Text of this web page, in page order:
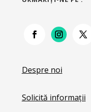
Despre noi
Solicită informații